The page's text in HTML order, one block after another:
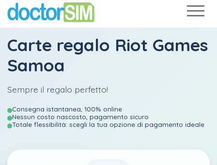
Carte regalo Riot Games
Samoa
Sempre il regalo perfetto!
Consegna istantanea, 100% online
Nessun costo nascosto, pagamento sicuro
Totale flessibilità: scegli la tua opzione di pagamento ideale